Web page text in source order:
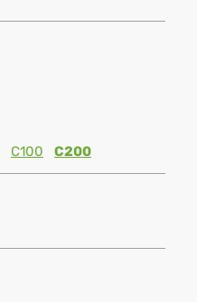
C100 C200